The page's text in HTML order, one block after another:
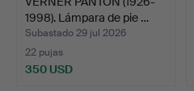
1998). Lámpara de pie …
Subastado 29 jul 2026
22 pujas
350 USD